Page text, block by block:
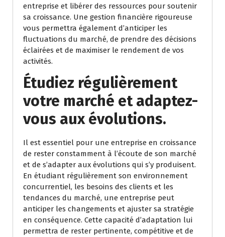
entreprise et libérer des ressources pour soutenir
sa croissance. Une gestion financière rigoureuse
vous permettra également d’anticiper les
fluctuations du marché, de prendre des décisions
éclairées et de maximiser le rendement de vos
activités.
Étudiez régulièrement
votre marché et adaptez-
vous aux évolutions.
Il est essentiel pour une entreprise en croissance
de rester constamment à l’écoute de son marché
et de s’adapter aux évolutions qui s’y produisent.
En étudiant régulièrement son environnement
concurrentiel, les besoins des clients et les
tendances du marché, une entreprise peut
anticiper les changements et ajuster sa stratégie
en conséquence. Cette capacité d’adaptation lui
permettra de rester pertinente, compétitive et de